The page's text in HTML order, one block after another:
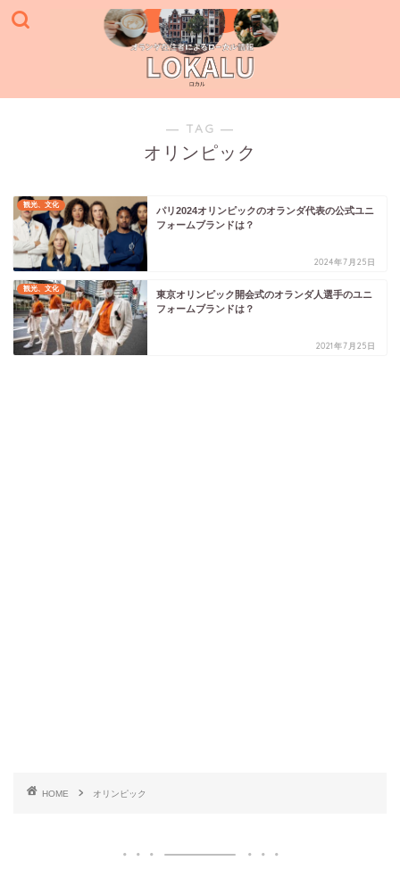
― TAG ―
オリンピック
観光、文化
パリ2024オリンピックのオランダ代表の公式ユニ
フォームブランドは？
2024年7月25日
観光、文化
東京オリンピック開会式のオランダ人選手のユニ
フォームブランドは？
2021年7月25日
HOME オリンピック